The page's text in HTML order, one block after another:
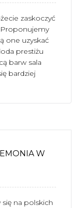
zaskoczyć
one uzyskać
prestiżu
barw sala
bardziej
W
na polskich